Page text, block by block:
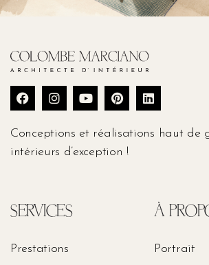
Conceptions et réalisations haut de
intérieurs d’exception !
SERVICES
Prestations
À
Portrait